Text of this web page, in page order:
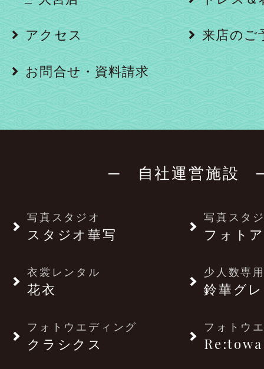
アクセス 来店のご
お問合せ・資料請求
─ 自社運営施設
写真スタジオ
スタジオ華写
写真スタ
フォト
衣裳レンタル
花衣
少人数専
鈴華グ
フォトウエディング
クラシクス
フォトウ
Re:towa